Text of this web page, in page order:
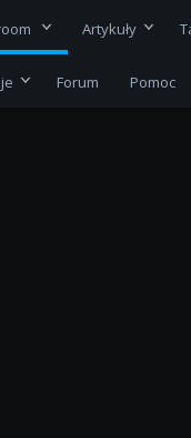
Artykuły
Forum Pomoc